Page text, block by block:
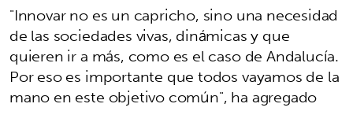
"Innovar no es un capricho, sino una necesidad
de las sociedades vivas, dinámicas y que
quieren ir a más, como es el caso de Andalucía.
Por eso es importante que todos vayamos de la
mano en este objetivo común", ha agregado